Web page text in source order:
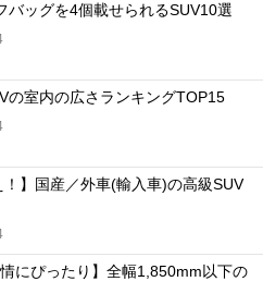
バッグを4個載せられるSUV10選
の室内の広さランキングTOP15
！】国産／外車(輸入車)の高級SUV
情にぴったり】全幅1,850mm以下の